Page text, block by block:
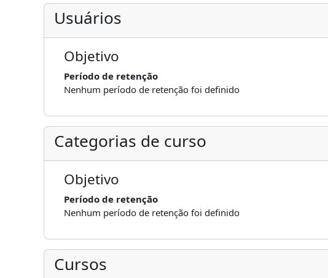
Usuários
Objetivo
Período de retenção
Nenhum período de retenção foi definido
Categorias de curso
Objetivo
Período de retenção
Nenhum período de retenção foi definido
Cursos